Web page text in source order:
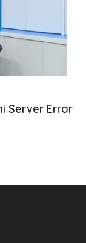
Server Error